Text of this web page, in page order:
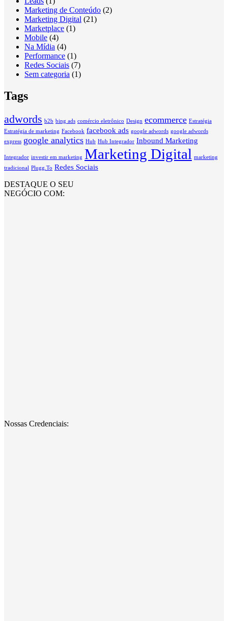
Marketing de Conteúdo (2)
Marketing Digital (21)
Marketplace (1)
Mobile (4)
Na Mídia (4)
Performance (1)
Redes Sociais (7)
Sem categoria (1)
Tags
adwords b2b bing ads comércio eletrônico Design ecommerce Estratégia
Estratégia de marketing Facebook facebook ads google adwords google adwords
express google analytics Hub Hub Integrador Inbound Marketing
Integrador investir em marketing Marketing Digital marketing
tradicional Plugg.To Redes Sociais
DESTAQUE O SEU
NEGÓCIO COM:
Nossas Credenciais: